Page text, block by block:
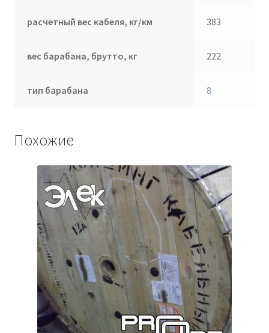
расчетный вес кабеля, кг/км 383
вес барабана, брутто, кг 222
тип барабана 8
Похожие